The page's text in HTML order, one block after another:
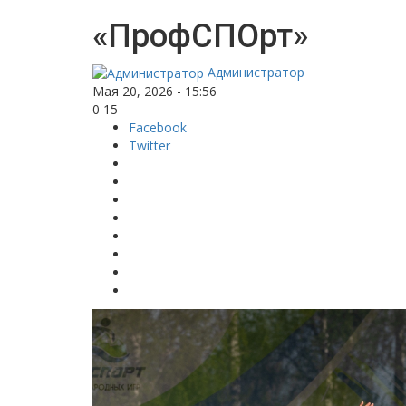
«ПрофСПОрт»
Администратор
Мая 20, 2026 - 15:56
0 15
Facebook
Twitter